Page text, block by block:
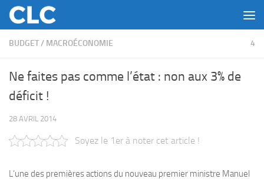
Skip to content
BUDGET/ MACROÉCONOMIE 4
Ne faites pas comme l’état : non aux 3% de
déficit !
28 AVRIL 2014
Soyez le 1er à noter cet article !
L’une des premières actions du nouveau premier ministre Manuel